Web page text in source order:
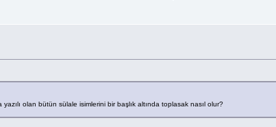
olan bütün sülale isimlerini bir başlık altında toplasak nasıl olur?